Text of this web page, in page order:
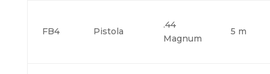
FB4 Pistola
.44
Magnum
5 m